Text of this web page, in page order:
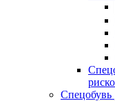
Спецобувь